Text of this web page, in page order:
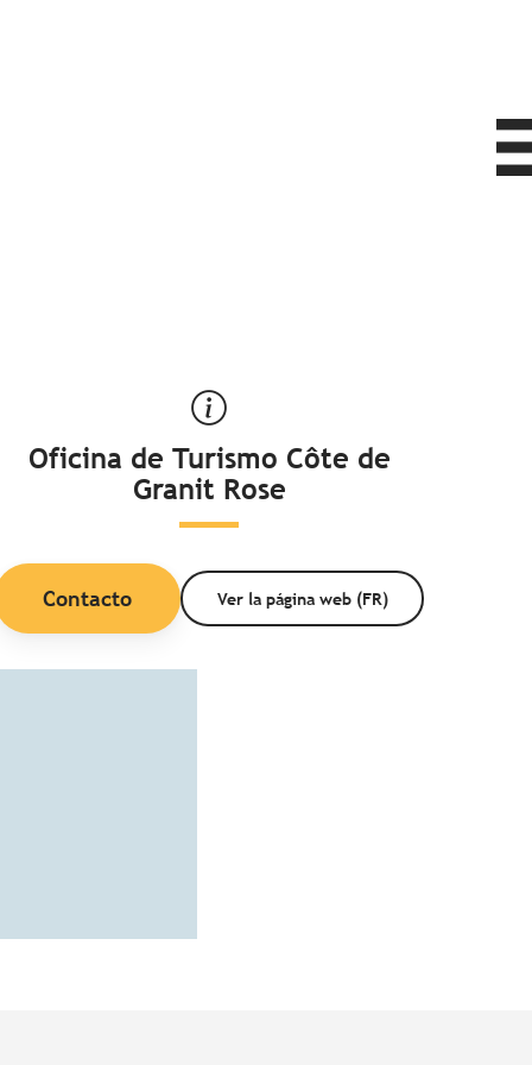
Oficina de Turismo Côte de
Granit Rose
Contacto Ver la página web (FR)